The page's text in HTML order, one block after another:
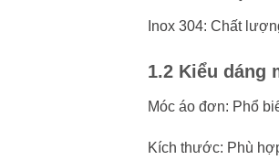
Inox 304: Chất
1.2 Kiểu dáng
Móc áo đơn: Phổ
Kích thước: Phù